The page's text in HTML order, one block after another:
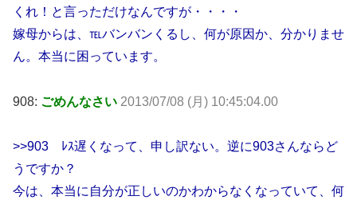
くれ！と言っただけなんですが・・・・
嫁母からは、℡バンバンくるし、何が原因か、分かりませ
ん。本当に困っています。
908: ごめんなさい 2013/07/08 (月) 10:45:04.00
>>903 ﾚｽ遅くなって、申し訳ない。逆に903さんならど
うですか？
今は、本当に自分が正しいのかわからなくなっていて、何